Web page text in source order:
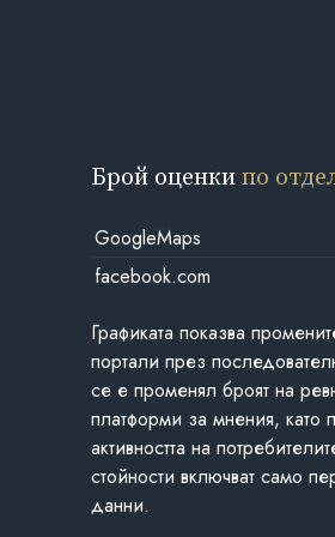
Брой оценкипо
GoogleMaps
facebook.com
Графиката показва
портали през
се е променял броят на
платформи за мнения, като
активността на
стойности включват само
данни.